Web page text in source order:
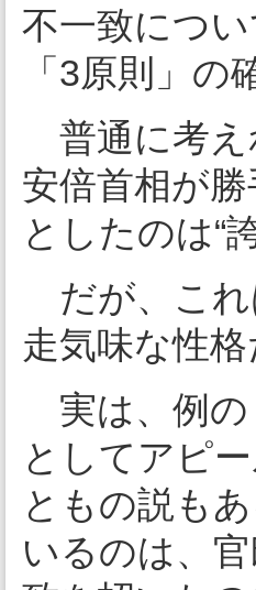
不一致につ
「3原則」
普通に考え
安倍首相が
としたのは“
だが、これ
走気味な性
実は、例の
としてアピ
ともの説も
いるのは、